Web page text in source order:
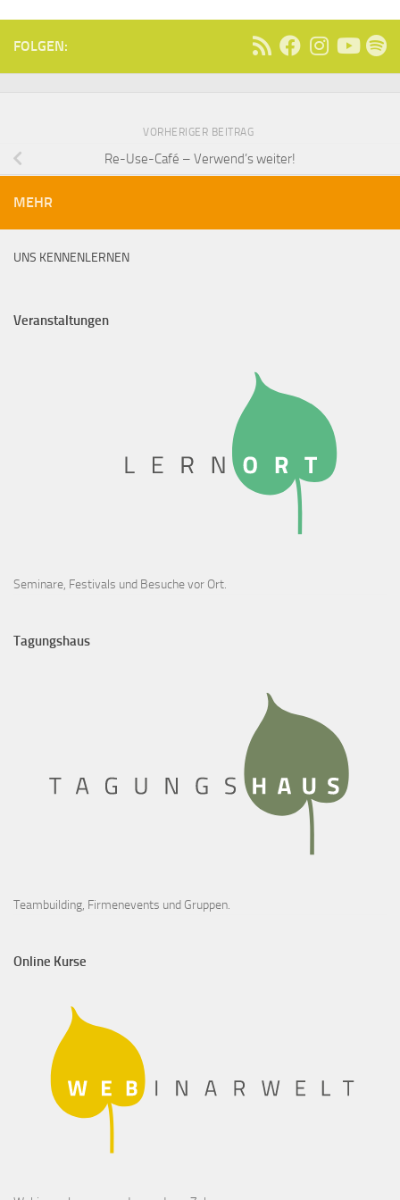
FOLGEN:
VORHERIGER BEITRAG
Re-Use-Café – Verwend’s weiter!
MEHR
UNS KENNENLERNEN
Veranstaltungen
Seminare, Festivals und Besuche vor Ort.
Tagungshaus
Teambuilding, Firmenevents und Gruppen.
Online Kurse